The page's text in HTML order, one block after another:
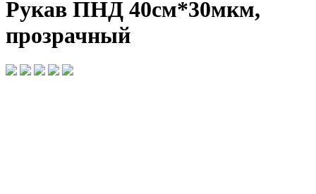
Рукав ПНД 40см*30мкм,
прозрачный